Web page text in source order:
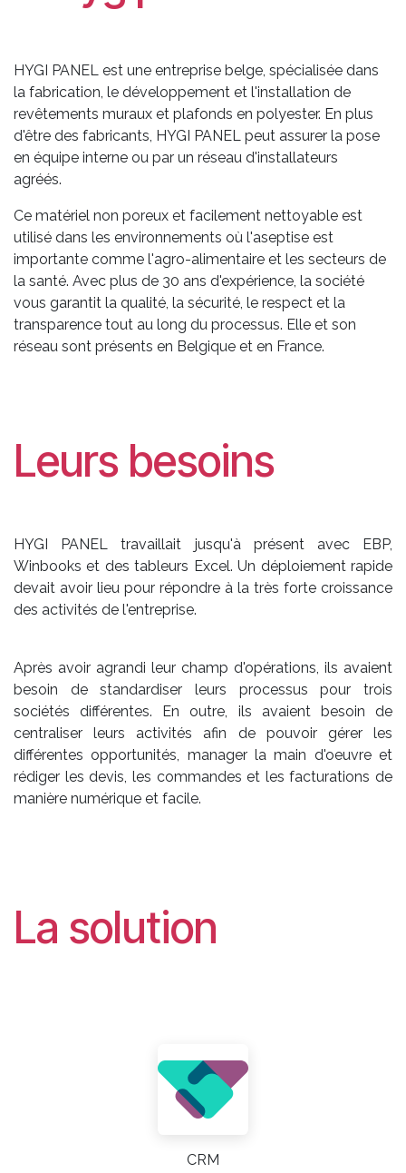
HYGI PANEL est une entreprise belge, spécialisée dans
la fabrication, le développement et l'installation de
revêtements muraux et plafonds en polyester. En plus
d'être des fabricants, HYGI PANEL peut assurer la pose
en équipe interne ou par un réseau d'installateurs
agréés.
Ce matériel non poreux et facilement nettoyable est
utilisé dans les environnements où l'aseptise est
importante comme l'agro-alimentaire et les secteurs de
la santé. Avec plus de 30 ans d'expérience, la société
vous garantit la qualité, la sécurité, le respect et la
transparence tout au long du processus. Elle et son
réseau sont présents en Belgique et en France.
Leurs besoins
HYGI PANEL travaillait jusqu'à présent avec EBP,
Winbooks et des tableurs Excel. Un déploiement rapide
devait avoir lieu pour répondre à la très forte croissance
des activités de l'entreprise.
Après avoir agrandi leur champ d'opérations, ils avaient
besoin de standardiser leurs processus pour trois
sociétés différentes. En outre, ils avaient besoin de
centraliser leurs activités afin de pouvoir gérer les
différentes opportunités, manager la main d'oeuvre et
rédiger les devis, les commandes et les facturations de
manière numérique et facile.
La solution
CRM